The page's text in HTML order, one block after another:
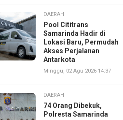
DAERAH
Pool Cititrans
Samarinda Hadir di
Lokasi Baru, Permudah
Akses Perjalanan
Antarkota
Minggu, 02 Agu 2026 14:37
DAERAH
74 Orang Dibekuk,
Polresta Samarinda